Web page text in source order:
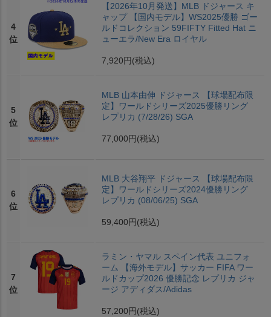
4
位
【2026年10月発送】MLB ドジャース キ
ャップ 【国内モデル】WS2025優勝 ゴー
ルドコレクション 59FIFTY Fitted Hat ニ
ューエラ/New Era ロイヤル
7,920円 (税込)
5
位
MLB 山本由伸 ドジャース 【球場配布限
定】ワールドシリーズ2025優勝リング
レプリカ (7/28/26) SGA
77,000円 (税込)
6
位
MLB 大谷翔平 ドジャース 【球場配布限
定】ワールドシリーズ2024優勝リング
レプリカ (08/06/25) SGA
59,400円 (税込)
7
位
ラミン・ヤマル スペイン代表 ユニフォ
ーム 【海外モデル】サッカー FIFA ワー
ルドカップ2026 優勝記念 レプリカ ジャ
ージ アディダス/Adidas
57,200円 (税込)